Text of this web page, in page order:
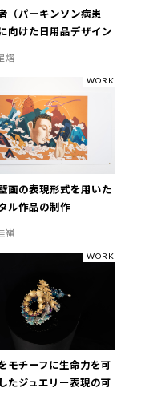
（パーキンソン病患
向けた日用品デザイン
熠
WORK
画の表現形式を用いた
ル作品の制作
嶺
WORK
モチーフに生命力を可
たジュエリー表現の可